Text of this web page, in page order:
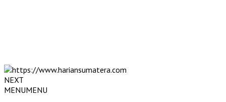
NEXT
MENUMENU